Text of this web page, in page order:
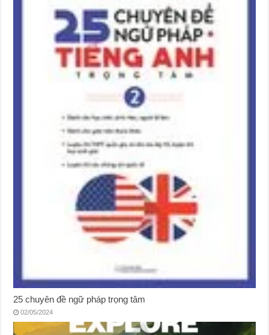
25 chuyên đề ngữ pháp trọng tâm
02/05/2024